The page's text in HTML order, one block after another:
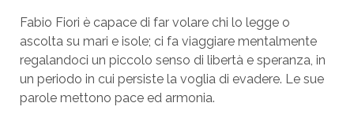
Fabio Fiori è capace di far volare chi lo legge o
ascolta su mari e isole; ci fa viaggiare mentalmente
regalandoci un piccolo senso di libertà e speranza, in
un periodo in cui persiste la voglia di evadere. Le sue
parole mettono pace ed armonia.